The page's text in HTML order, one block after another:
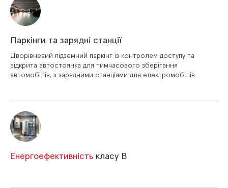
Паркінги та зарядні станції
Дворівневий підземний паркінг із контролем доступу та
відкрита автостоянка для тимчасового зберігання
автомобілів, з зарядними станціями для електромобілів
Енергоефективність класу В